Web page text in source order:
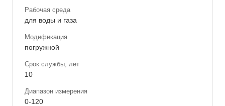
Рабочая среда
для воды и газа
Модификация
погружной
Срок службы, лет
10
Диапазон измерения
0-120